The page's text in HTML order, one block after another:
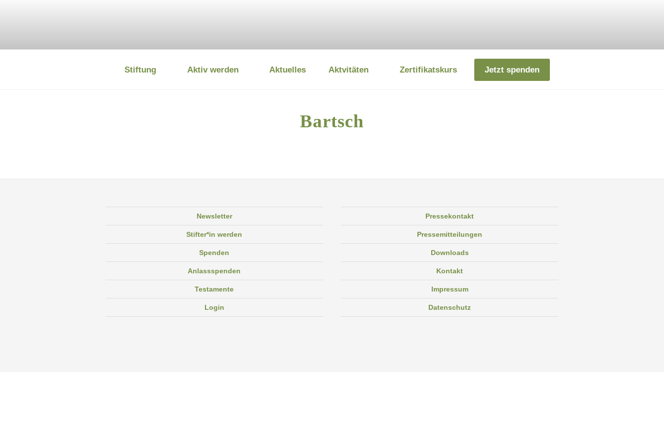
DEUTSCHE UMWELTSTIFTUNG
Stiftung Aktiv werden Aktuelles Aktvitäten Zertifikatskurs Jetzt spenden
Bartsch
Newsletter
Stifter*in werden
Spenden
Anlassspenden
Testamente
Login
Pressekontakt
Pressemitteilungen
Downloads
Kontakt
Impressum
Datenschutz